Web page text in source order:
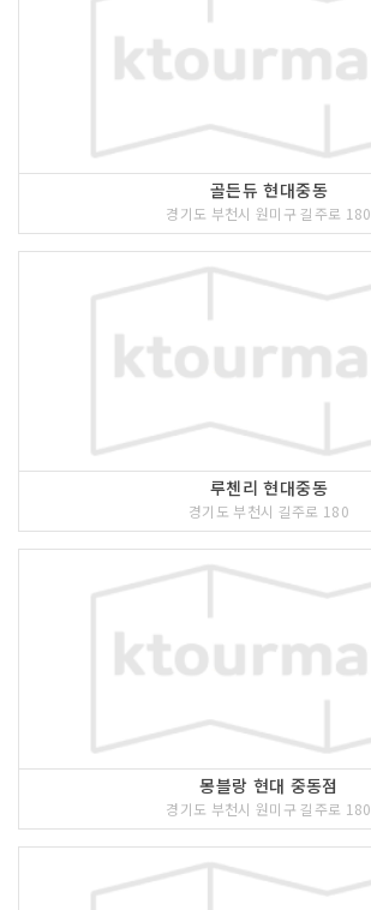
골든듀 현대중동
경기도 부천시 원미구 길주로 180
루첸리 현대중동
경기도 부천시 길주로 180
몽블랑 현대 중동점
경기도 부천시 원미구 길주로 180